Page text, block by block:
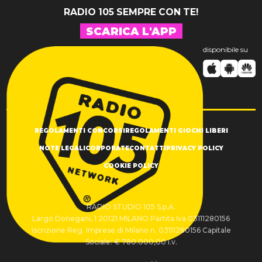
RADIO 105 SEMPRE CON TE!
SCARICA L'APP
disponibile su
REGOLAMENTI CONCORSIREGOLAMENTI GIOCHI LIBERI
NOTE LEGALICORPORATECONTATTIPRIVACY POLICY
COOKIE POLICY
RADIO STUDIO 105 S.p.A.
Largo Donegani, 1 20121 MILANO Partita Iva 03111280156
Iscrizione Reg. Imprese di Milano n. 03111280156 Capitale
Sociale: € 780.000,00 i.v.